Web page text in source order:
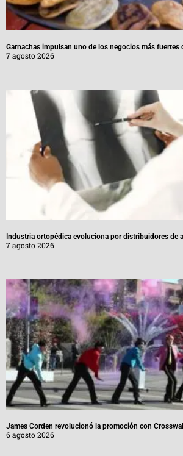
Garnachas impulsan uno de los negocios más fuertes
7 agosto 2026
Industria ortopédica evoluciona por distribuidores de
7 agosto 2026
James Corden revolucionó la promoción con
6 agosto 2026